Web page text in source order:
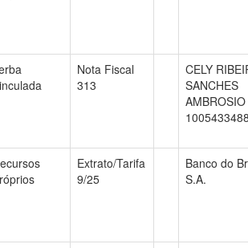
Nota Fiscal
313
CELY
SANCHES
AMBROSIO
Extrato/Tarifa
9/25
Banco do
S.A.